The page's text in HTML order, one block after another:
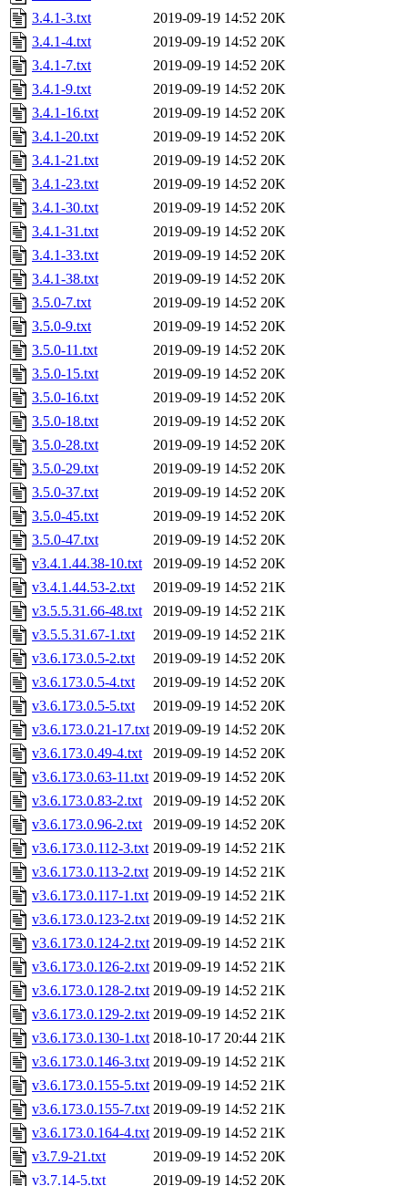
3.4.1-3.txt
2019-09-19 14:52 20K
3.4.1-4.txt
2019-09-19 14:52 20K
3.4.1-7.txt
2019-09-19 14:52 20K
3.4.1-9.txt
2019-09-19 14:52 20K
3.4.1-16.txt
2019-09-19 14:52 20K
3.4.1-20.txt
2019-09-19 14:52 20K
3.4.1-21.txt
2019-09-19 14:52 20K
3.4.1-23.txt
2019-09-19 14:52 20K
3.4.1-30.txt
2019-09-19 14:52 20K
3.4.1-31.txt
2019-09-19 14:52 20K
3.4.1-33.txt
2019-09-19 14:52 20K
3.4.1-38.txt
2019-09-19 14:52 20K
3.5.0-7.txt
2019-09-19 14:52 20K
3.5.0-9.txt
2019-09-19 14:52 20K
3.5.0-11.txt
2019-09-19 14:52 20K
3.5.0-15.txt
2019-09-19 14:52 20K
3.5.0-16.txt
2019-09-19 14:52 20K
3.5.0-18.txt
2019-09-19 14:52 20K
3.5.0-28.txt
2019-09-19 14:52 20K
3.5.0-29.txt
2019-09-19 14:52 20K
3.5.0-37.txt
2019-09-19 14:52 20K
3.5.0-45.txt
2019-09-19 14:52 20K
3.5.0-47.txt
2019-09-19 14:52 20K
v3.4.1.44.38-10.txt
2019-09-19 14:52 20K
v3.4.1.44.53-2.txt
2019-09-19 14:52 21K
v3.5.5.31.66-48.txt
2019-09-19 14:52 21K
v3.5.5.31.67-1.txt
2019-09-19 14:52 21K
v3.6.173.0.5-2.txt
2019-09-19 14:52 20K
v3.6.173.0.5-4.txt
2019-09-19 14:52 20K
v3.6.173.0.5-5.txt
2019-09-19 14:52 20K
v3.6.173.0.21-17.txt 2019-09-19 14:52 20K
v3.6.173.0.49-4.txt
2019-09-19 14:52 20K
v3.6.173.0.63-11.txt 2019-09-19 14:52 20K
v3.6.173.0.83-2.txt
2019-09-19 14:52 20K
v3.6.173.0.96-2.txt
2019-09-19 14:52 20K
v3.6.173.0.112-3.txt 2019-09-19 14:52 21K
v3.6.173.0.113-2.txt 2019-09-19 14:52 21K
v3.6.173.0.117-1.txt 2019-09-19 14:52 21K
v3.6.173.0.123-2.txt 2019-09-19 14:52 21K
v3.6.173.0.124-2.txt 2019-09-19 14:52 21K
v3.6.173.0.126-2.txt 2019-09-19 14:52 21K
v3.6.173.0.128-2.txt 2019-09-19 14:52 21K
v3.6.173.0.129-2.txt 2019-09-19 14:52 21K
v3.6.173.0.130-1.txt 2018-10-17 20:44 21K
v3.6.173.0.146-3.txt 2019-09-19 14:52 21K
v3.6.173.0.155-5.txt 2019-09-19 14:52 21K
v3.6.173.0.155-7.txt 2019-09-19 14:52 21K
v3.6.173.0.164-4.txt 2019-09-19 14:52 21K
v3.7.9-21.txt
2019-09-19 14:52 20K
v3.7.14-5.txt
2019-09-19 14:52 20K